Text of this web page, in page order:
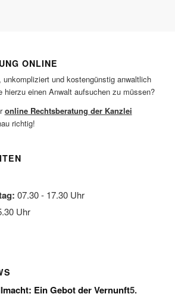
ONLINE
und kostengünstig anwaltlich
hierzu einen Anwalt aufsuchen zu müssen?
online Rechtsberatung der Kanzlei
richtig!
07.30 - 17.30 Uhr
Uhr
Ein Gebot der Vernunft5.